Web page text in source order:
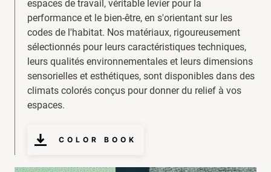
espaces de travail, véritable levier pour la
performance et le bien-être, en s'orientant sur les
codes de l'habitat. Nos matériaux, rigoureusement
sélectionnés pour leurs caractéristiques techniques,
leurs qualités environnementales et leurs dimensions
sensorielles et esthétiques, sont disponibles dans des
climats colorés conçus pour donner du relief à vos
espaces.
COLOR BOOK